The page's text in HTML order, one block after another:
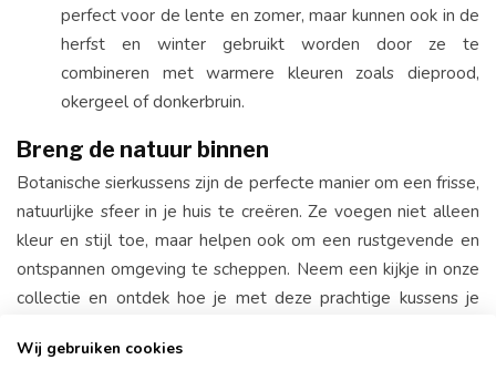
perfect voor de lente en zomer, maar kunnen ook in de
herfst en winter gebruikt worden door ze te
combineren met warmere kleuren zoals dieprood,
okergeel of donkerbruin.
Breng de natuur binnen
Botanische sierkussens zijn de perfecte manier om een frisse,
natuurlijke sfeer in je huis te creëren. Ze voegen niet alleen
kleur en stijl toe, maar helpen ook om een rustgevende en
ontspannen omgeving te scheppen. Neem een kijkje in onze
collectie en ontdek hoe je met deze prachtige kussens je
Wij gebruiken cookies